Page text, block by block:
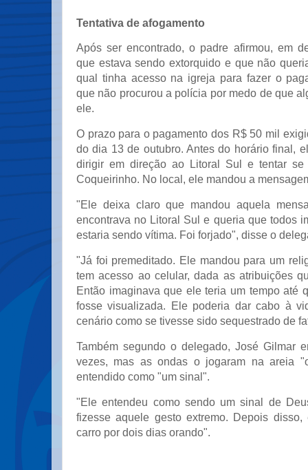
Tentativa de afogamento
Após ser encontrado, o padre afirmou, em
que estava sendo extorquido e que não
qual tinha acesso na igreja para fazer o
que não procurou a polícia por medo de que
ele.
O prazo para o pagamento dos R$ 50 mil
do dia 13 de outubro. Antes do horário final,
dirigir em direção ao Litoral Sul e tentar
Coqueirinho. No local, ele mandou a
"Ele deixa claro que mandou aquela
encontrava no Litoral Sul e queria que todos
estaria sendo vítima. Foi forjado", disse o
"Já foi premeditado. Ele mandou para um
tem acesso ao celular, dada as atribuições
Então imaginava que ele teria um tempo até
fosse visualizada. Ele poderia dar cabo à
cenário como se tivesse sido sequestrado de
Também segundo o delegado, José Gilmar
vezes, mas as ondas o jogaram na areia
entendido como "um sinal".
"Ele entendeu como sendo um sinal de
fizesse aquele gesto extremo. Depois disso,
carro por dois dias orando".